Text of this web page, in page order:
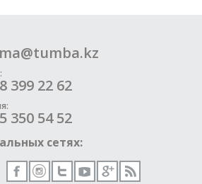
399 22 62
350 54 52
сетях: